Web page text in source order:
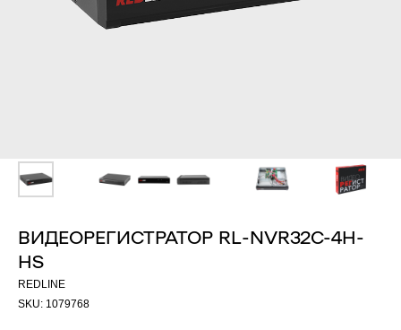
ВИДЕОРЕГИСТРАТОР RL-NVR32C-4H-
HS
REDLINE
SKU: 1079768